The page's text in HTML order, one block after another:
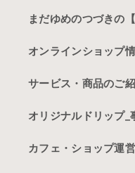
まだゆめのつづきの
オンラインショップ
サービス・商品のご
オリジナルドリップ_
カフェ・ショップ運